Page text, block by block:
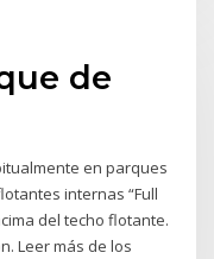
de
en parques
internas “Full
del techo flotante.
Leer más de los